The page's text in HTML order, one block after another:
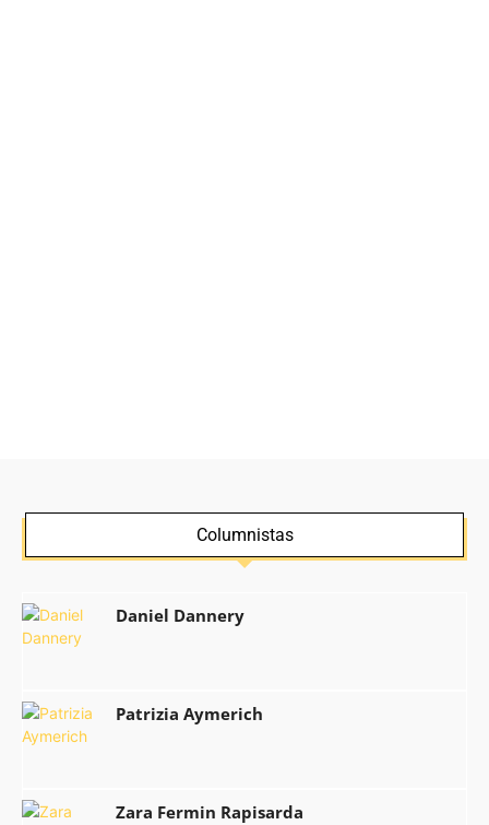
Columnistas
Daniel Dannery
Patrizia Aymerich
Zara Fermin Rapisarda